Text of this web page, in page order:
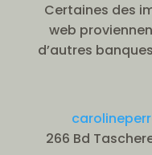
Certaines des
web
d’autres
266 Bd